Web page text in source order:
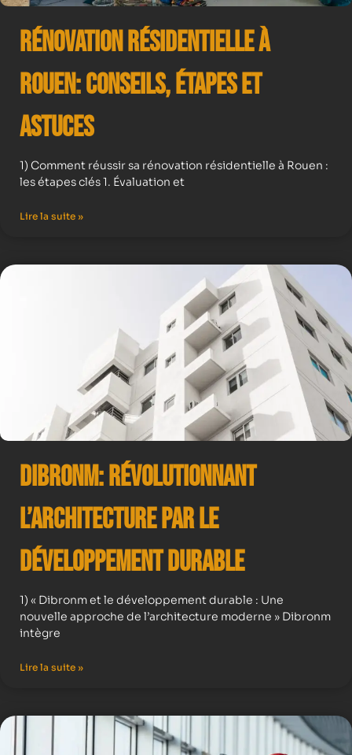
Rénovation résidentielle à
Rouen: Conseils, Étapes et
Astuces
1) Comment réussir sa rénovation résidentielle à Rouen :
les étapes clés 1. Évaluation et
Lire la suite »
Dibronm: Révolutionnant
l’Architecture par le
Développement Durable
1) « Dibronm et le développement durable : Une
nouvelle approche de l’architecture moderne » Dibronm
intègre
Lire la suite »